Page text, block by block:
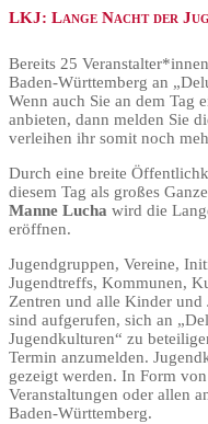
LKJ: Lange Nacht der
Bereits 25
Baden-Württemberg an
Wenn auch Sie an dem Tag
anbieten, dann melden Sie
verleihen ihr somit noch
Durch eine breite
diesem Tag als großes
Manne Lucha wird die
eröffnen.
Jugendgruppen, Vereine,
Jugendtreffs, Kommunen,
Zentren und alle Kinder und
sind aufgerufen, sich an
Jugendkulturen“ zu
Termin anzumelden.
gezeigt werden. In Form
Veranstaltungen oder allen
Baden-Württemberg.